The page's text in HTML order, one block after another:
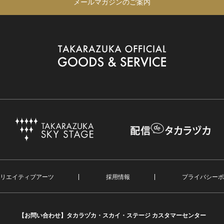
メールマガジンのご案内
エイティブアーツ 採用情報 プライバシー
【お問い合わせ】 タカラヅカ・スカイ・ステージ カスタマーセンター